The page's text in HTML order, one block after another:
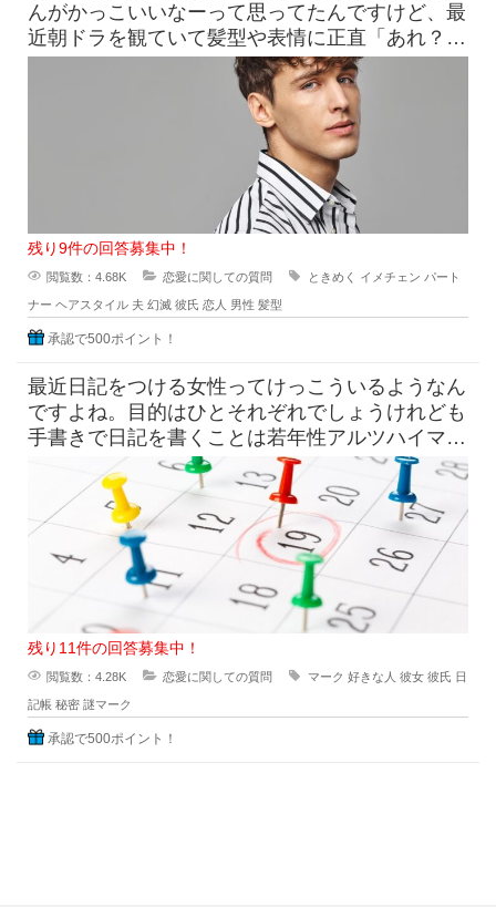
んがかっこいいなーって思ってたんですけど、最
近朝ドラを観ていて髪型や表情に正直「あれ？こ
んなんだっけ？」みたいにな
残り9件の回答募集中！
閲覧数：4.68K 恋愛に関しての質問 ときめく イメチェン パート
ナー ヘアスタイル 夫 幻滅 彼氏 恋人 男性 髪型
承認で500ポイント！
最近日記をつける女性ってけっこういるようなん
ですよね。目的はひとそれぞれでしょうけれども
手書きで日記を書くことは若年性アルツハイマー
にも効果はすこしくらいは貢献
残り11件の回答募集中！
閲覧数：4.28K 恋愛に関しての質問 マーク 好きな人 彼女 彼氏 日
記帳 秘密 謎マーク
承認で500ポイント！